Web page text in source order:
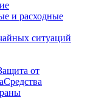
и расходные
ситуаций
от
Средства